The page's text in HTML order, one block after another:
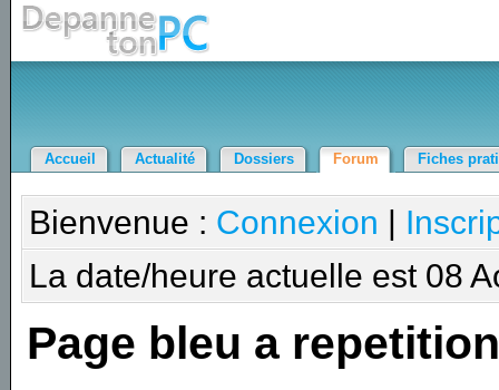
Accueil Actualité Dossiers Forum Fiches
Bienvenue : Connexion |
La date/heure actuelle est 08
Page bleu a